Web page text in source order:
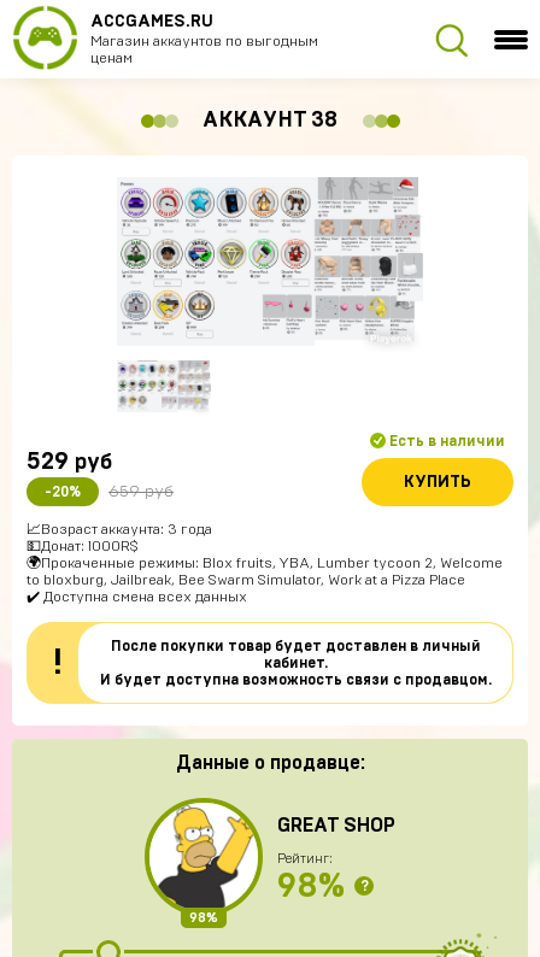
ACCGAMES.RU
Магазин аккаунтов по выгодным
ценам
АККАУНТ 38
529 руб
-20% 659 руб
Есть в наличии
КУПИТЬ
📈Возраст аккаунта: 3 года
💵Донат: 1000R$
🌍Прокаченные режимы: Blox fruits, YBA, Lumber tycoon 2, Welcome
to bloxburg, Jailbreak, Bee Swarm Simulator, Work at a Pizza Place
✔️ Доступна смена всех данных
!
После покупки товар будет доставлен в личный
кабинет.
И будет доступна возможность связи с продавцом.
Данные о продавце:
98%
GREAT SHOP
Рейтинг:
98% ?